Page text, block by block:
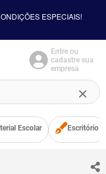
ESPECIAIS!
Entre ou
cadastre sua
empresa
Escolar Escritório